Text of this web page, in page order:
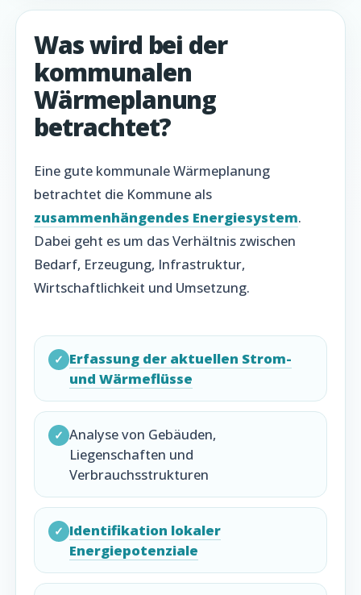
Was wird bei der
kommunalen
Wärmeplanung
betrachtet?
Eine gute kommunale Wärmeplanung
betrachtet die Kommune als
zusammenhängendes Energiesystem.
Dabei geht es um das Verhältnis zwischen
Bedarf, Erzeugung, Infrastruktur,
Wirtschaftlichkeit und Umsetzung.
✓ Erfassung der aktuellen Strom-
und Wärmeflüsse
✓ Analyse von Gebäuden,
Liegenschaften und
Verbrauchsstrukturen
✓ Identifikation lokaler
Energiepotenziale